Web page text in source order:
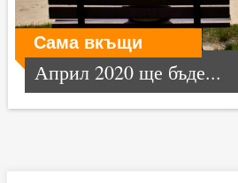
Сама вкъщи
Април 2020 ще бъде...